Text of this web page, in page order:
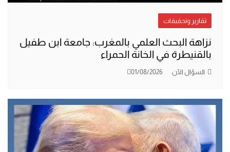
تقارير وتحقيقات
نزاهة البحث العلمي بالمغرب: جامعة ابن طفيل
بالقنيطرة في الخانة الحمراء
السؤال الآن 01/08/2026